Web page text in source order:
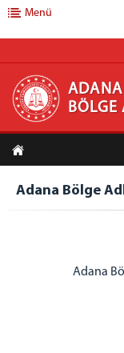
ADANA
BAŞKANLIK
BAŞSAVCILIK
Adana Bölge
Cumhuriyet
Menü
ADANA
BÖLGE
Adana Bölge
Adana